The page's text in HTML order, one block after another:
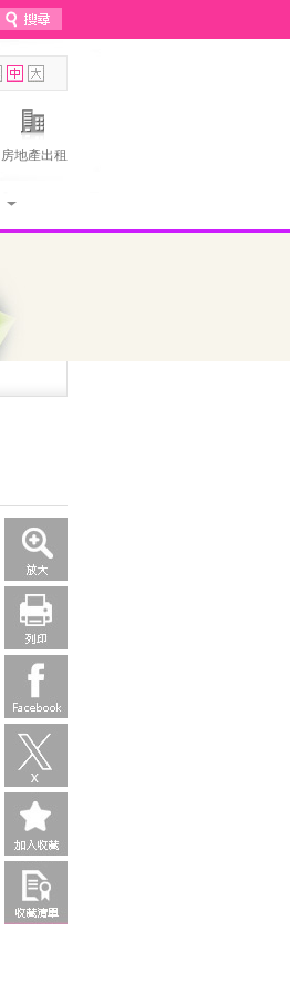
房地產出租